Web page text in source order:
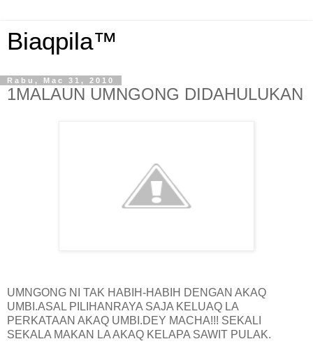
Biaqpila™
Rabu, Mac 31, 2010
1MALAUN UMNGONG DIDAHULUKAN
UMNGONG NI TAK HABIH-HABIH DENGAN AKAQ
UMBI.ASAL PILIHANRAYA SAJA KELUAQ LA
PERKATAAN AKAQ UMBI.DEY MACHA!!! SEKALI
SEKALA MAKAN LA AKAQ KELAPA SAWIT PULAK.